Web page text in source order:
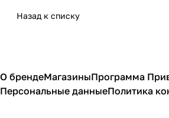
Назад к списку
О брендеМагазиныПрограмма
Персональные данныеПолитика